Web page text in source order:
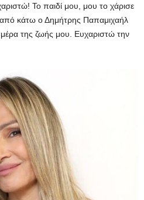
Το παιδί μου, μου το χάρισε
κάτω ο Δημήτρης Παπαμιχαήλ
της ζωής μου. Ευχαριστώ την